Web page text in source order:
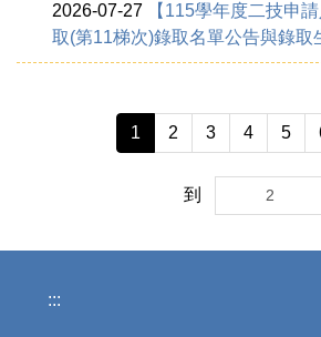
2026-07-27
【115學年度二技申
取(第11梯次)錄取名單公告與錄取
1 2 3 4 5
到
:::